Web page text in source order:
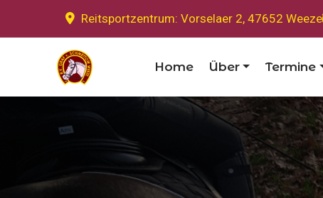
Reitsportzentrum: Vorselaer 2, 47652 Weeze
Home Über Termine